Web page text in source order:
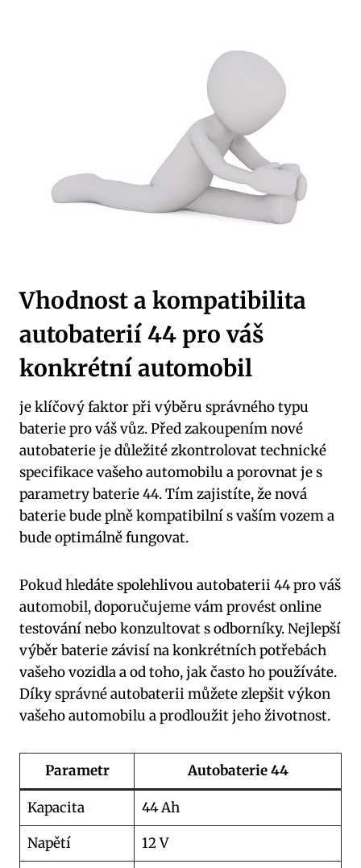
Vhodnost a⁣ kompatibilita
autobaterií 44 pro váš
konkrétní automobil
je klíčový faktor při výběru⁣ správného typu
baterie pro váš vůz. Před zakoupením nové
autobaterie je důležité ‍zkontrolovat technické
specifikace vašeho automobilu a⁣ porovnat je s
parametry baterie 44. Tím zajistíte,⁣ že nová
baterie ⁤bude plně kompatibilní s ‌vaším vozem a ​
bude optimálně⁢ fungovat.
Pokud‍ hledáte spolehlivou autobaterii 44‌ pro váš
automobil, doporučujeme vám provést⁣ online
testování nebo konzultovat s odborníky. Nejlepší
výběr baterie⁢ závisí na konkrétních potřebách
vašeho vozidla a od toho, jak často ​ho používáte.
Díky správné autobaterii můžete zlepšit výkon
vašeho automobilu a prodloužit ‍jeho životnost.
Parametr Autobaterie‌ 44
Kapacita
44 Ah
Napětí
12 ⁣V